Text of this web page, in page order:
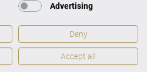
Advertising
Deny
Accept all